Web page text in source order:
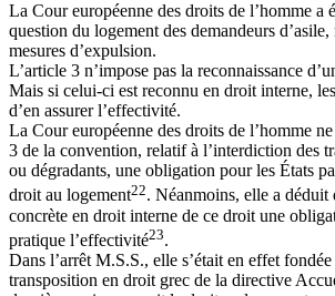
La Cour européenne des droits de l’homme a
question du logement des demandeurs
mesures d’expulsion.
L’article 3 n’impose pas la reconnaissance
Mais si celui-ci est reconnu en droit interne,
d’en assurer l’effectivité.
La Cour européenne des droits de l’homme
3 de la convention, relatif à l’interdiction des
ou dégradants, une obligation pour les États
droit au logement22. Néanmoins, elle a déduit
concrète en droit interne de ce droit une
pratique l’effectivité23.
Dans l’arrêt M.S.S., elle s’était en effet
transposition en droit grec de la directive